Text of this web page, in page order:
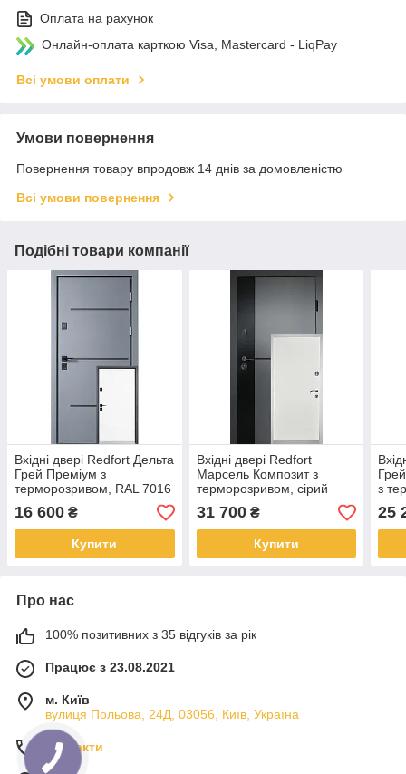
Оплата на рахунок
Онлайн-оплата карткою Visa, Mastercard - LiqPay
Всі умови оплати
Умови повернення
Повернення товару впродовж 14 днів за домовленістю
Всі умови повернення
Подібні товари компанії
Вхідні двері Redfort Дельта
Грей Преміум з
терморозривом, RAL 7016
/ біле дерево, вуличні
16 600 ₴
Купити
Вхідні двері Redfort
Марсель Композит з
терморозривом, сірий
композит / біле дерево,
вуличні
31 700₴
Купити
з
25
Про нас
100% позитивних з 35 відгуків за рік
Працює з 23.08.2021
м. Київ
вулиця Польова, 24Д, 03056, Київ, Україна
Контакти